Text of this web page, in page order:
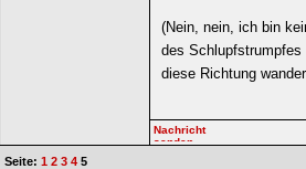
(Nein, nein, ich bin
des Schlupfstrumpfes
diese Richtung
Seite: 1 2 3 4 5